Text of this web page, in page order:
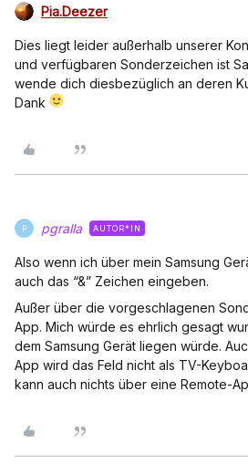
Pia.Deezer
Dies liegt leider außerhalb unserer
und verfügbaren Sonderzeichen ist
wende dich diesbezüglich an deren
Dank
P pgralla AUTOR*IN
Also wenn ich über mein Samsung
auch das “&” Zeichen eingeben.
Außer über die vorgeschlagenen
App. Mich würde es ehrlich gesagt
dem Samsung Gerät liegen würde.
App wird das Feld nicht als TV-
kann auch nichts über eine Remote-